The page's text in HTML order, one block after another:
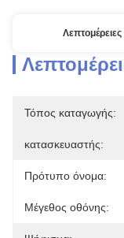
Λεπτομέρειες
Τόπος καταγωγής:
κατασκευαστής:
Πρότυπο όνομα:
Μέγεθος οθόνης: